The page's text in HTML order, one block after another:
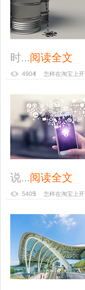
时...阅读全文
4904 怎样在淘宝上
说...阅读全文
5405 怎样在淘宝上